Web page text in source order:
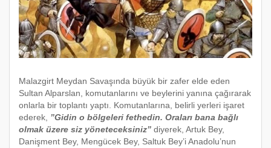
Malazgirt Meydan Savaşında büyük bir zafer elde eden
Sultan Alparslan, komutanlarını ve beylerini yanına çağırarak
onlarla bir toplantı yaptı. Komutanlarına, belirli yerleri işaret
ederek, ”Gidin o bölgeleri fethedin. Oraları bana bağlı
olmak üzere siz yöneteceksiniz” diyerek, Artuk Bey,
Danişment Bey, Mengücek Bey, Saltuk Bey’i Anadolu’nun